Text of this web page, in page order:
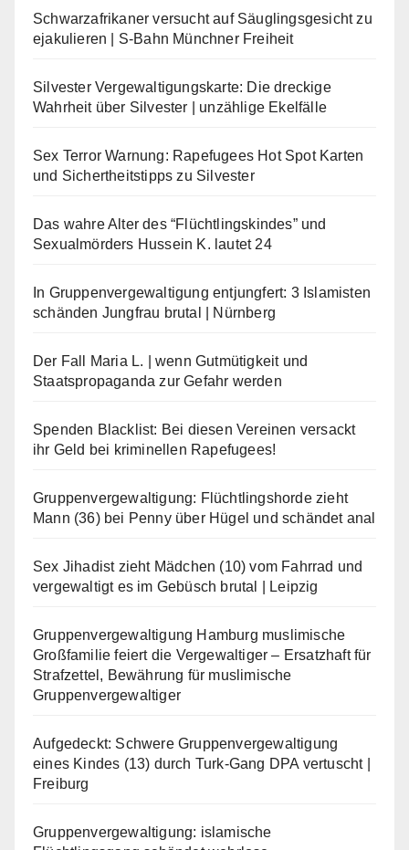
Schwarzafrikaner versucht auf Säuglingsgesicht zu
ejakulieren | S-Bahn Münchner Freiheit
Silvester Vergewaltigungskarte: Die dreckige
Wahrheit über Silvester | unzählige Ekelfälle
Sex Terror Warnung: Rapefugees Hot Spot Karten
und Sichertheitstipps zu Silvester
Das wahre Alter des “Flüchtlingskindes” und
Sexualmörders Hussein K. lautet 24
In Gruppenvergewaltigung entjungfert: 3 Islamisten
schänden Jungfrau brutal | Nürnberg
Der Fall Maria L. | wenn Gutmütigkeit und
Staatspropaganda zur Gefahr werden
Spenden Blacklist: Bei diesen Vereinen versackt
ihr Geld bei kriminellen Rapefugees!
Gruppenvergewaltigung: Flüchtlingshorde zieht
Mann (36) bei Penny über Hügel und schändet anal
Sex Jihadist zieht Mädchen (10) vom Fahrrad und
vergewaltigt es im Gebüsch brutal | Leipzig
Gruppenvergewaltigung Hamburg muslimische
Großfamilie feiert die Vergewaltiger – Ersatzhaft für
Strafzettel, Bewährung für muslimische
Gruppenvergewaltiger
Aufgedeckt: Schwere Gruppenvergewaltigung
eines Kindes (13) durch Turk-Gang DPA vertuscht |
Freiburg
Gruppenvergewaltigung: islamische